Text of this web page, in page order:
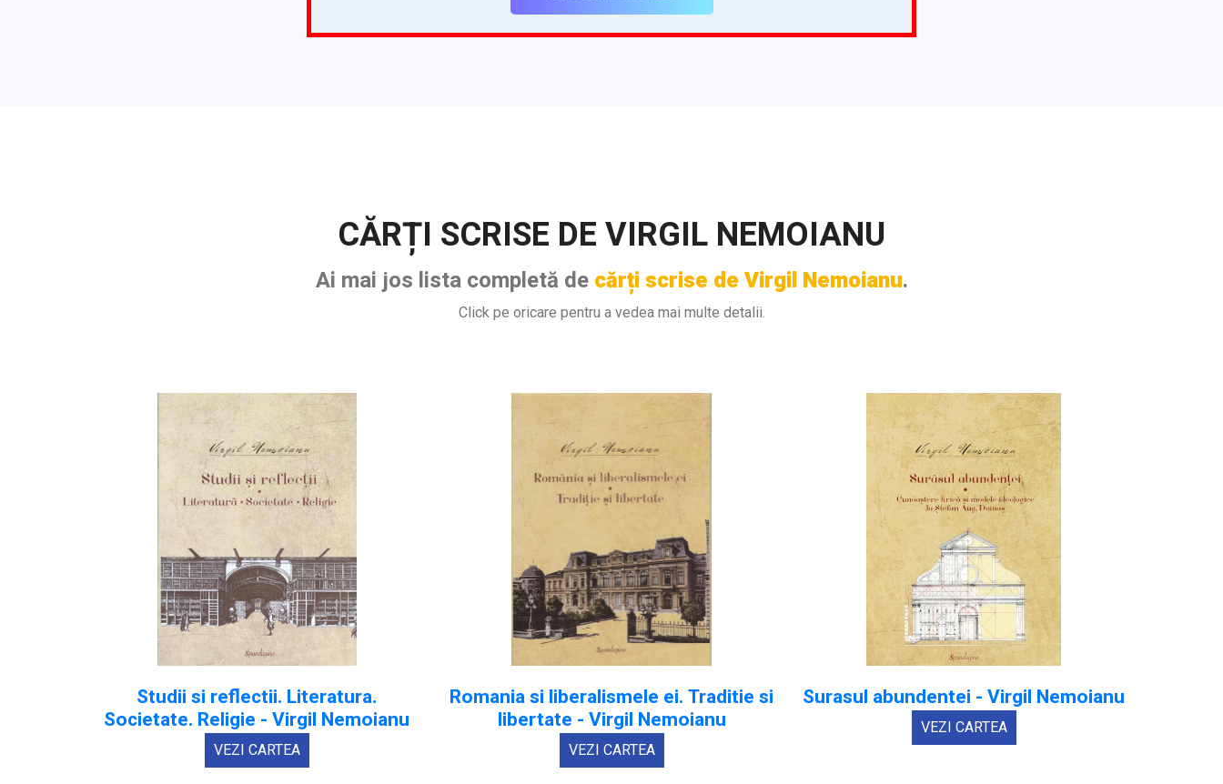
CĂRȚI SCRISE DE VIRGIL NEMOIANU
Ai mai jos lista completă de cărți scrise de Virgil Nemoianu.
Click pe oricare pentru a vedea mai multe detalii.
Studii si reflectii. Literatura.
Societate. Religie - Virgil Nemoianu
VEZI CARTEA
Romania si liberalismele ei. Traditie si
libertate - Virgil Nemoianu
VEZI CARTEA
Surasul abundentei - Virgil Nemoianu
VEZI CARTEA